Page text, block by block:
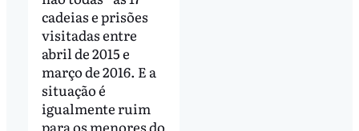
cadeias e prisões
visitadas entre
abril de 2015 e
março de 2016. E a
situação é
igualmente ruim
para os menores do